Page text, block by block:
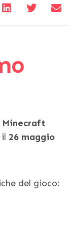
Minecraft
26 maggio
del gioco: